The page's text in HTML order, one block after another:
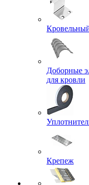
Доборные
для кровли
Крепеж